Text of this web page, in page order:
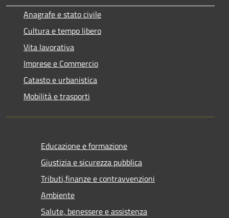
Anagrafe e stato civile
Cultura e tempo libero
Vita lavorativa
Imprese e Commercio
Catasto e urbanistica
Mobilità e trasporti
Educazione e formazione
Giustizia e sicurezza pubblica
Tributi,finanze e contravvenzioni
Ambiente
Salute, benessere e assistenza